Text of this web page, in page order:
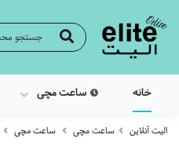
خانه ساعت مچی
الیت آنلاین ساعت مچی ساعت مچی